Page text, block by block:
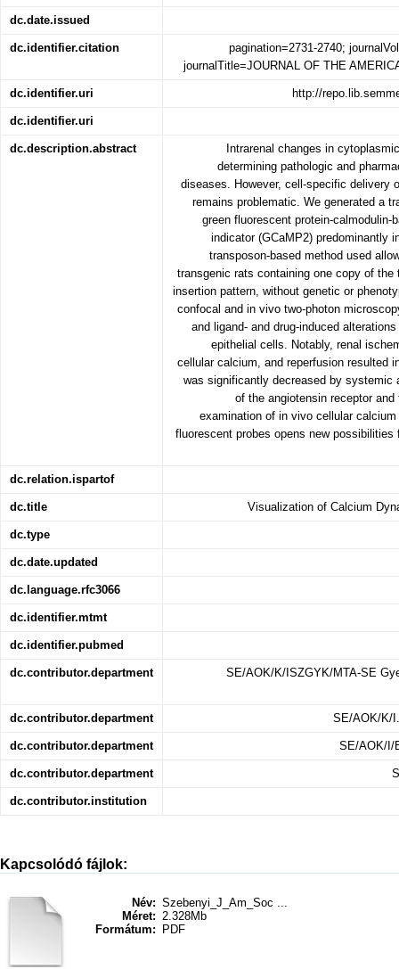
dc.date.issued
dc.identifier.citation
pagination=2731-2740;
journalTitle=JOURNAL OF THE
dc.identifier.uri http://
dc.identifier.uri
dc.description.abstract
Intrarenal changes in
determining pathologic and
diseases. However, cell-specific delivery
remains problematic. We generated a
green fluorescent protein-
indicator (GCaMP2) predominantly
transposon-based method used
transgenic rats containing one copy of the
insertion pattern, without genetic or
confocal and in vivo two-photon
and ligand- and drug-induced
epithelial cells. Notably, renal
cellular calcium, and reperfusion resulted
was significantly decreased by systemic
of the angiotensin receptor
examination of in vivo cellular
fluorescent probes opens new
dc.relation.ispartof
dc.title Visualization of Calcium
dc.type
dc.date.updated
dc.language.rfc3066
dc.identifier.mtmt
dc.identifier.pubmed
dc.contributor.department SE/AOK/K/ISZGYK/MTA-SE
dc.contributor.department SE/AOK/K/
dc.contributor.department SE/AOK/I/
dc.contributor.department
dc.contributor.institution
Kapcsolódó fájlok:
Név: Szebenyi_J_Am_Soc ...
Méret: 2.328Mb
Formátum:
PDF